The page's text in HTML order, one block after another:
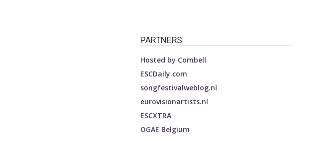
PARTNERS
Hosted by Combell
ESCDaily.com
songfestivalweblog.nl
eurovisionartists.nl
ESCXTRA
OGAE Belgium